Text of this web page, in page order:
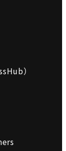
）